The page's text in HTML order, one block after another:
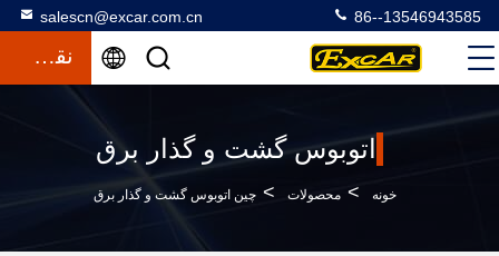
salescn@excar.com.cn 86--13546943585
نقل قول
اتوبوس گشت و گذار برق
خونه > محصولات > چین اتوبوس گشت و گذار برق